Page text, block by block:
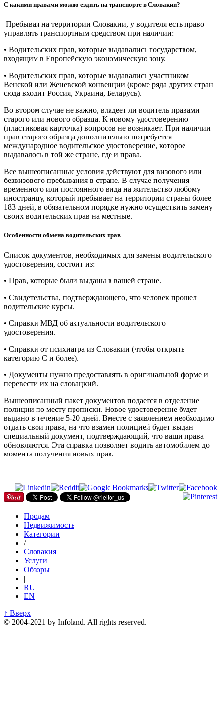
С какими правами можно ездить на транспорте в Словакии?
Пребывая на территории Словакии, у водителя есть право
управлять транспортным средством при наличии:
• Водительских прав, которые выдавались государством,
входящим в Европейскую экономическую зону.
• Водительских прав, которые выдавались участником
Венской или Женевской конвенции (кроме ряда других стран
сюда входит Россия, Украина, Беларусь).
Во втором случае не важно, владеет ли водитель правами
старого или нового образца. К новому удостоверению
(пластиковая карточка) вопросов не возникает. При наличии
прав старого образца дополнительно потребуется
международное водительское удостоверение, которое
выдавалось в той же стране, где и права.
Все вышеописанные условия действуют для визового или
безвизового пребывания в стране. В случае получения
временного или постоянного вида на жительство любому
иностранцу, который пребывает на территории страны более
183 дней, в обязательном порядке нужно осуществить замену
своих водительских прав на местные.
Особенности обмена водительских прав
Список документов, необходимых для замены водительского
удостоверения, состоит из:
• Прав, которые были выданы в вашей стране.
• Свидетельства, подтверждающего, что человек прошел
водительские курсы.
• Справки МВД об актуальности водительского
удостоверения.
• Справки от психиатра из Словакии (чтобы открыть
категорию С и более).
• Документы нужно предоставлять в оригинальной форме и
перевести их на словацкий.
Вышеописанный пакет документов подается в отделение
полиции по месту прописки. Новое удостоверение будет
выдано в течение 5-20 дней. Вместе с заявлением необходимо
отдать свои права, на что взамен полицией будет выдан
специальный документ, подтверждающий, что ваши права
обновляются. Эта справка позволяет водить автомобилем до
момента получения новых прав.
Продам
Недвижимость
Категории
/
Словакия
Услуги
Обзоры
|
RU
EN
↑ Вверх
© 2004-2021 by Infoland. All rights reserved.